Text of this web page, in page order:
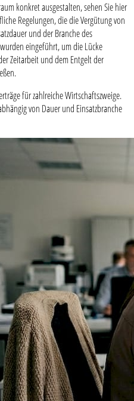
konkret ausgestalten, sehen Sie hier
Regelungen, die die Vergütung von
und der Branche des
eingeführt, um die Lücke
Zeitarbeit und dem Entgelt der
für zahlreiche Wirtschaftszweige.
von Dauer und Einsatzbranche